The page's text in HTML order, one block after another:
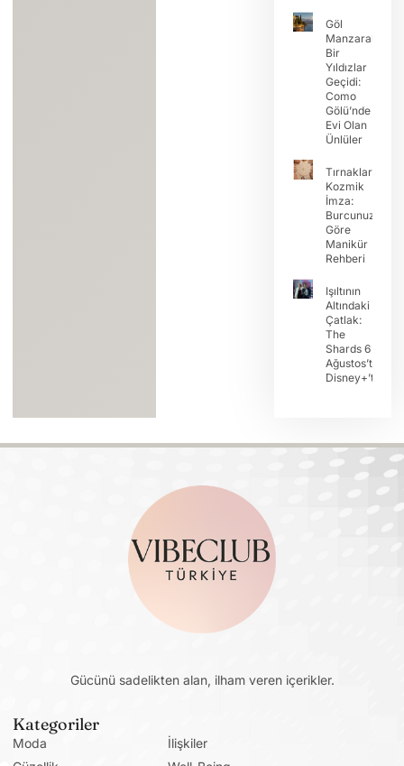
Göl
Manzaralı
Bir
Yıldızlar
Geçidi:
Como
Gölü’nde
Evi Olan
Ünlüler
Tırnaklarda
Kozmik
İmza:
Burcunuza
Göre
Manikür
Rehberi
Işıltının
Altındaki
Çatlak:
The
Shards 6
Ağustos’ta
Disney+’ta
Gücünü sadelikten alan, ilham veren içerikler.
Kategoriler
Moda
İlişkiler